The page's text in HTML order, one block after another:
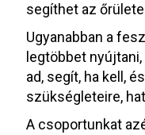
segíthet az
Ugyanabban a
legtöbbet
ad, segít, ha kell,
szükségleteire,
A csoportunkat